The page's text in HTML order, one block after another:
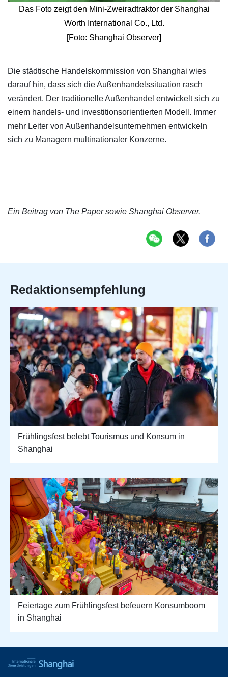
Das Foto zeigt den Mini-Zweiradtraktor der Shanghai
Worth International Co., Ltd.
[Foto: Shanghai Observer]
​Die städtische Handelskommission von Shanghai wies
darauf hin, dass sich die Außenhandelssituation rasch
verändert. Der traditionelle Außenhandel entwickelt sich zu
einem handels- und investitionsorientierten Modell. Immer
mehr Leiter von Außenhandelsunternehmen entwickeln
sich zu Managern multinationaler Konzerne.
Ein Beitrag von The Paper sowie Shanghai Observer.
Redaktionsempfehlung
Frühlingsfest belebt Tourismus und Konsum in
Shanghai
Feiertage zum Frühlingsfest befeuern Konsumboom
in Shanghai